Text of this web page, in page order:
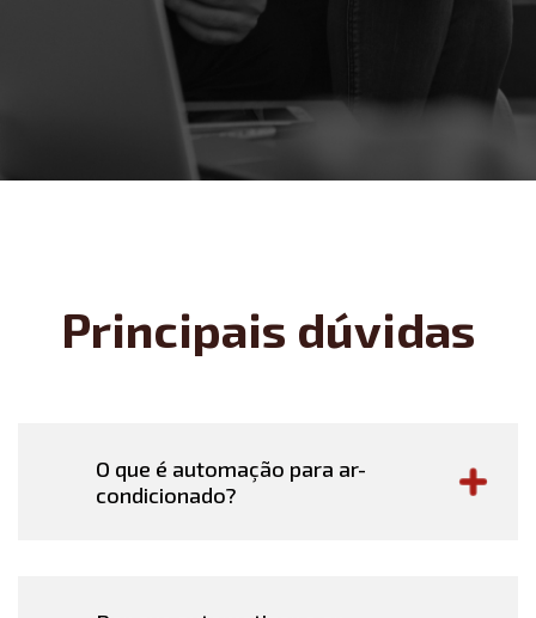
Principais dúvidas
O que é automação para ar-
condicionado?